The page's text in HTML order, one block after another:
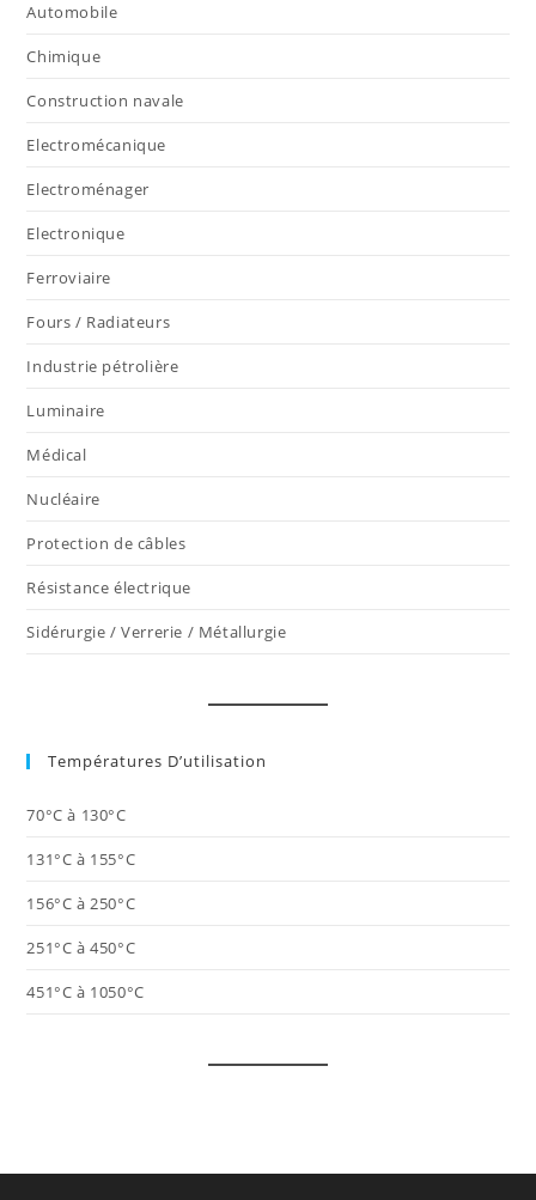
Automobile
Chimique
Construction navale
Electromécanique
Electroménager
Electronique
Ferroviaire
Fours / Radiateurs
Industrie pétrolière
Luminaire
Médical
Nucléaire
Protection de câbles
Résistance électrique
Sidérurgie / Verrerie / Métallurgie
Températures D’utilisation
70°C à 130°C
131°C à 155°C
156°C à 250°C
251°C à 450°C
451°C à 1050°C